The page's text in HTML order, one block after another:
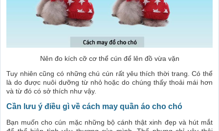
Nên đo kích cỡ cơ thể cún để lên đồ vừa vặn
Tuy nhiên cũng có những chú cún rất yêu thích thời trang. Có thể
là do được nuôi dưỡng từ nhỏ hoặc do chúng thấy thoải mái hơn
và từ đó có sở thích như vậy.
Cần lưu ý điều gì về cách may quần áo cho chó
Bạn muốn cho cún mặc những bộ cánh thật xinh đẹp và hút mắt